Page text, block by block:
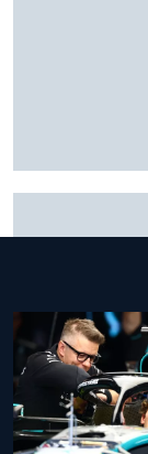
ألونسو يقود سيارته لامبورغيني الخارقة البالغة قيمتها 5.9